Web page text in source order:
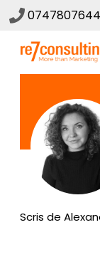
0747807644
Scris de